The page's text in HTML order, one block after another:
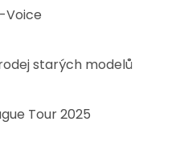
Voice
starých modelů
Tour 2025